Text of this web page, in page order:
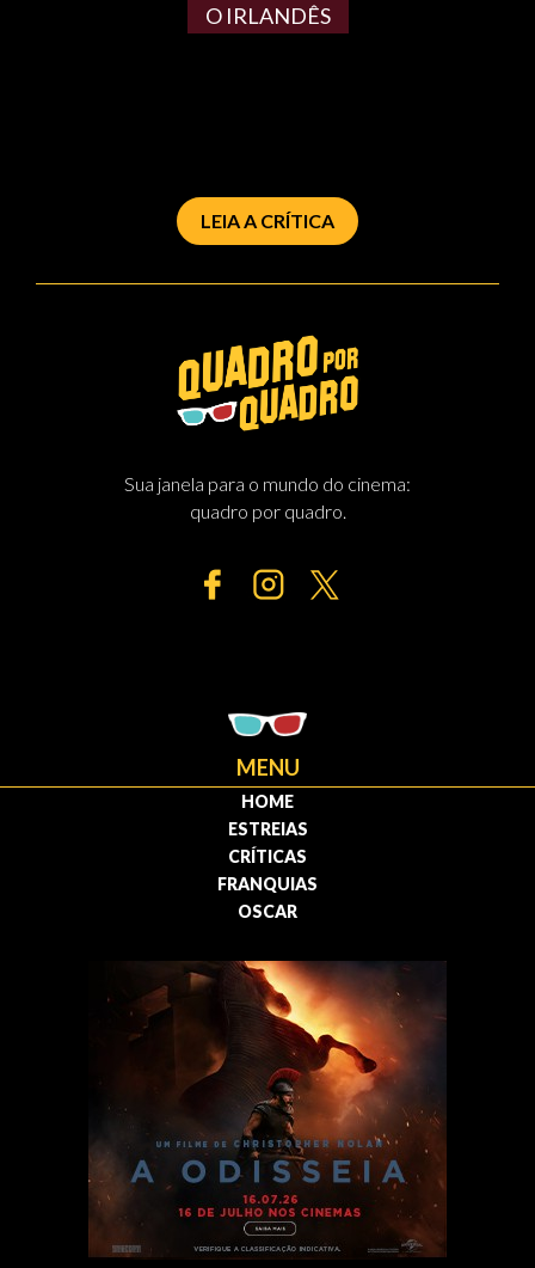
O IRLANDÊS
LEIA A CRÍTICA
Sua janela para o mundo do cinema:
quadro por quadro.
MENU
HOME
ESTREIAS
CRÍTICAS
FRANQUIAS
OSCAR